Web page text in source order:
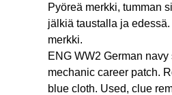
Pyöreä merkki, tumman
jälkiä taustalla ja edessä.
merkki.
ENG WW2 German
mechanic career patch.
blue cloth. Used, clue